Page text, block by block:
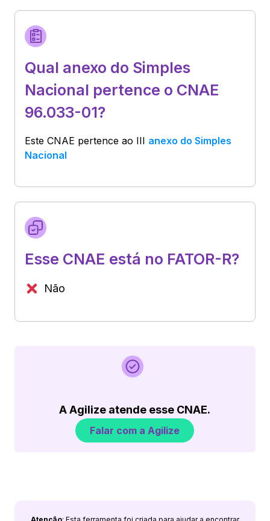
Qual anexo do Simples
Nacional pertence o CNAE
96.033-01?
Este CNAE pertence ao III anexo do Simples
Nacional
Esse CNAE está no FATOR-R?
Não
A Agilize atende esse CNAE.
Falar com a Agilize